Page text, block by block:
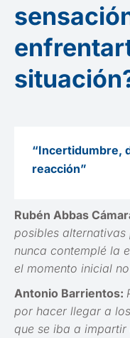
“Incertidumbre,
reacción”
Rubén Abbas
posibles
nunca contemplé la
el momento inicial
Antonio Barrientos:
por hacer llegar a
que se iba a impartir